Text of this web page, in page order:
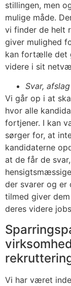
stillingen, men
mulige måde.
vi finder de helt
giver mulighed
kan fortælle det
videre i sit
Svar,
Vi går op i at
hvor alle
fortjener. I kan
sørger for, at
kandidaterne
at de får de
der svarer og er
tilmed giver
deres videre
Vi har været